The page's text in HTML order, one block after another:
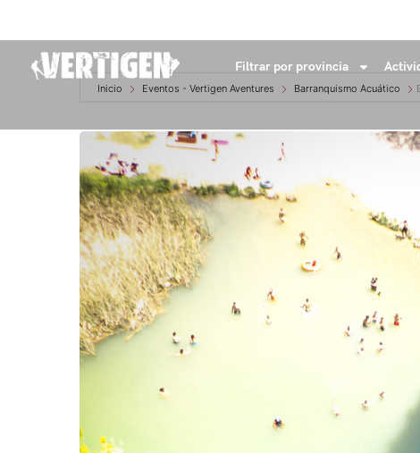
Filtrar por provincia
Inicio Eventos - Vertigen Aventures Barranquismo Acuático